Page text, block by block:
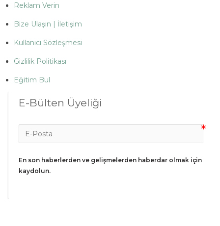
Reklam Verin
Bize Ulaşın | İletişim
Kullanıcı Sözleşmesi
Gizlilik Politikası
Eğitim Bul
E-Bülten Üyeliği
En son haberlerden ve gelişmelerden haberdar olmak için
kaydolun.